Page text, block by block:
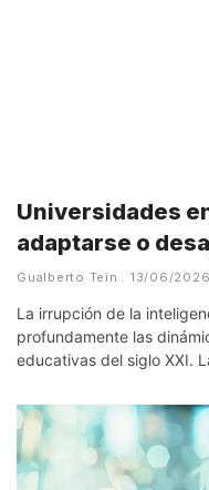
Universidades
adaptarse o
Gualberto Tein 13/06/2026
La irrupción de la
profundamente las
educativas del siglo XXI.